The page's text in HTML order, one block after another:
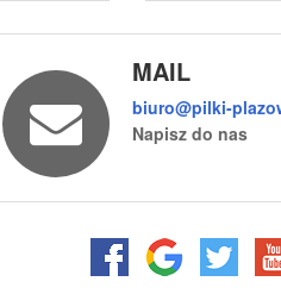
MAIL
biuro@pilki-
Napisz do nas